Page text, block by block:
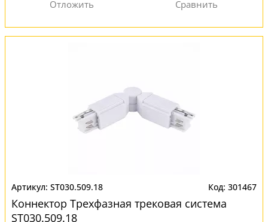
ST030.509.18 301467
Коннектор Трехфазная трековая система
ST030.509.18